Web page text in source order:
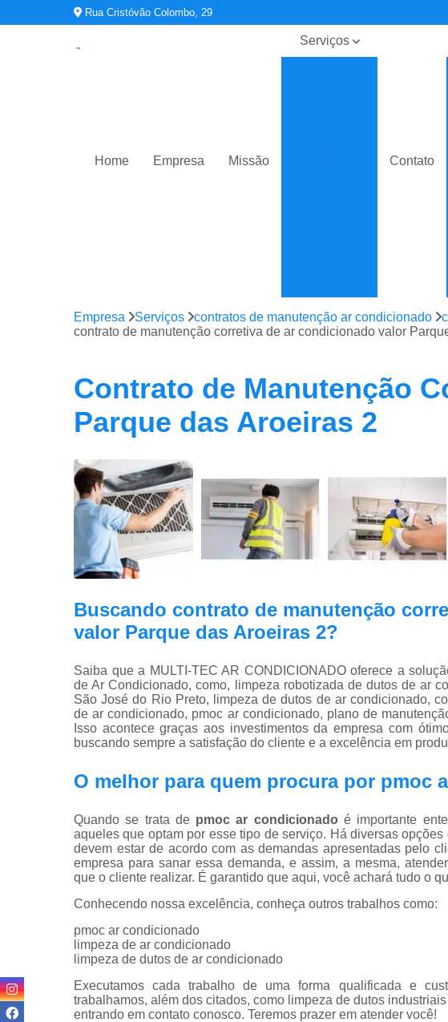
Rua Cristóvão Colombo, 29
Home Empresa Missão
Serviços
Sistemas de
climatização
Contato
Empresa Serviços contratos de manutenção ar condicionado
contrato de manutenção corretiva de ar condicionado valor
Contrato de Manutenção
Parque das Aroeiras 2
Buscando contrato de manutenção
valor Parque das Aroeiras 2?
Saiba que a MULTI-TEC AR CONDICIONADO oferece a
de Ar Condicionado, como, limpeza robotizada de dutos de ar
São José do Rio Preto, limpeza de dutos de ar condicionado,
de ar condicionado, pmoc ar condicionado, plano de
Isso acontece graças aos investimentos da empresa com
buscando sempre a satisfação do cliente e a excelência em
O melhor para quem procura por pmoc
Quando se trata de pmoc ar condicionado é importante
aqueles que optam por esse tipo de serviço. Há diversas
devem estar de acordo com as demandas apresentadas pelo
empresa para sanar essa demanda, e assim, a mesma,
que o cliente realizar. É garantido que aqui, você achará tudo o
Conhecendo nossa excelência, conheça outros trabalhos como:
pmoc ar condicionado
limpeza de ar condicionado
limpeza de dutos de ar condicionado
Executamos cada trabalho de uma forma qualificada e
trabalhamos, além dos citados, como limpeza de dutos
entrando em contato conosco. Teremos prazer em atender você!